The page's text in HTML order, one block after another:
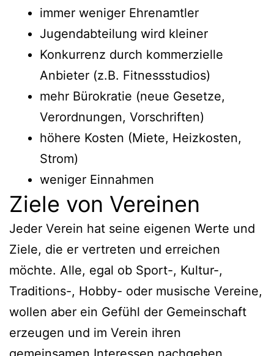
immer weniger Ehrenamtler
Jugendabteilung wird kleiner
Konkurrenz durch kommerzielle
Anbieter (z.B. Fitnessstudios)
mehr Bürokratie (neue Gesetze,
Verordnungen, Vorschriften)
höhere Kosten (Miete, Heizkosten,
Strom)
weniger Einnahmen
Ziele von Vereinen
Jeder Verein hat seine eigenen Werte und
Ziele, die er vertreten und erreichen
möchte. Alle, egal ob Sport-, Kultur-,
Traditions-, Hobby- oder musische Vereine,
wollen aber ein Gefühl der Gemeinschaft
erzeugen und im Verein ihren